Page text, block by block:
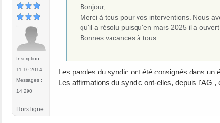
Inscription :
11-10-2014
Messages :
14 290
Bonjour,
Merci à tous pour vos interventions. Nous
qu'il a résolu puisqu'en mars 2025 il a
Bonnes vacances à tous.
Les paroles du syndic ont été consignés dans un
Les affirmations du syndic ont-elles, depuis l'AG
Hors ligne